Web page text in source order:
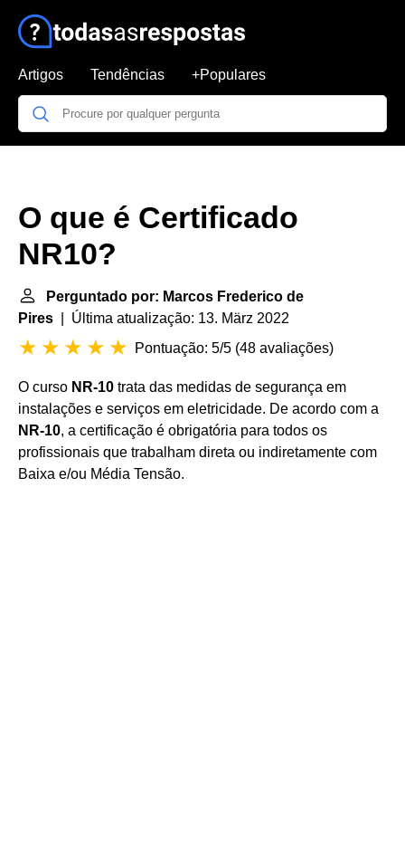
Artigos Tendências +Populares
O que é Certificado
NR10?
Perguntado por: Marcos Frederico de
Pires | Última atualização: 13. März 2022
Pontuação: 5/5 (48 avaliações)
O curso NR-10 trata das medidas de segurança em
instalações e serviços em eletricidade. De acordo com a
NR-10, a certificação é obrigatória para todos os
profissionais que trabalham direta ou indiretamente com
Baixa e/ou Média Tensão.